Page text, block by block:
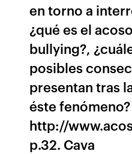
en torno a
¿qué es el
bullying?,
posibles
presentan tras
éste
http://
p.32. Cava